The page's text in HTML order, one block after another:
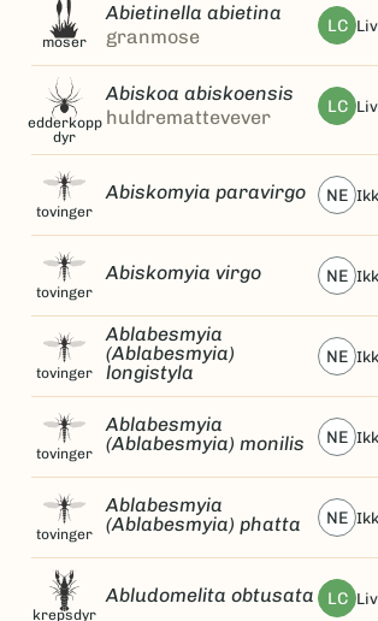
moser
Abietinella abietina
granmose
LC
edderkopp
dyr
Abiskoa abiskoensis
huldremattevever
LC
tovinger
Abiskomyia paravirgo NE
tovinger
Abiskomyia virgo NE
tovinger
Ablabesmyia
(Ablabesmyia)
longistyla
NE
tovinger
Ablabesmyia
(Ablabesmyia) monilis
NE
tovinger
Ablabesmyia
(Ablabesmyia) phatta
NE
krepsdyr
Abludomelita obtusata LC